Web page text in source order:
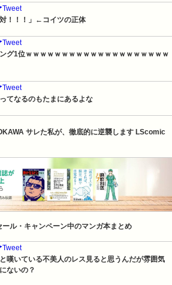
！！！」←コイツの正体
グ1位ｗｗｗｗｗｗｗｗｗｗｗｗｗｗｗｗｗｗｗｗ
てなるのもたまにあるよな
サレた私が、徹底的に逆襲します LScomic
ル・キャンペーン中のマンガ本まとめ
嘆いている不美人のレス見ると思うんだが雰囲気
ないの？